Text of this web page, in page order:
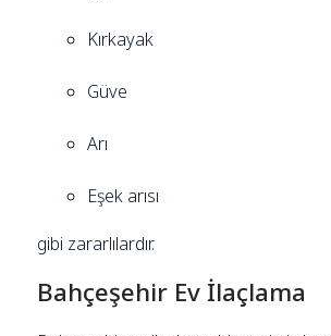
Kırkayak
Güve
Arı
Eşek arısı
gibi zararlılardır.
Bahçeşehir Ev İlaçlama